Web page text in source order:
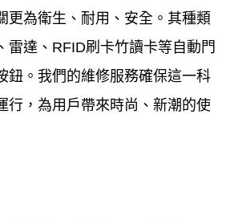
更為衛生、耐用、安全。其種類
雷達、RFID刷卡竹讀卡等自動門
鈕。我們的維修服務確保這一科
行，為用戶帶來時尚、新潮的使